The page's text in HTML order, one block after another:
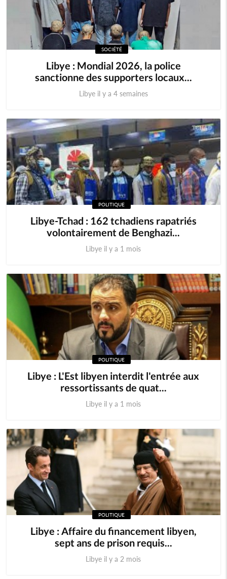
Politique Santé
Science Société
SOCIÉTÉ
Libye : Mondial 2026, la police
sanctionne des supporters locaux...
Libye il y a 4 semaines
POLITIQUE
Libye-Tchad : 162 tchadiens rapatriés
volontairement de Benghazi...
Libye il y a 1 mois
POLITIQUE
Libye : L'Est libyen interdit l'entrée aux
ressortissants de quat...
Libye il y a 1 mois
POLITIQUE
Libye : Affaire du financement libyen,
sept ans de prison requis...
Libye il y a 2 mois